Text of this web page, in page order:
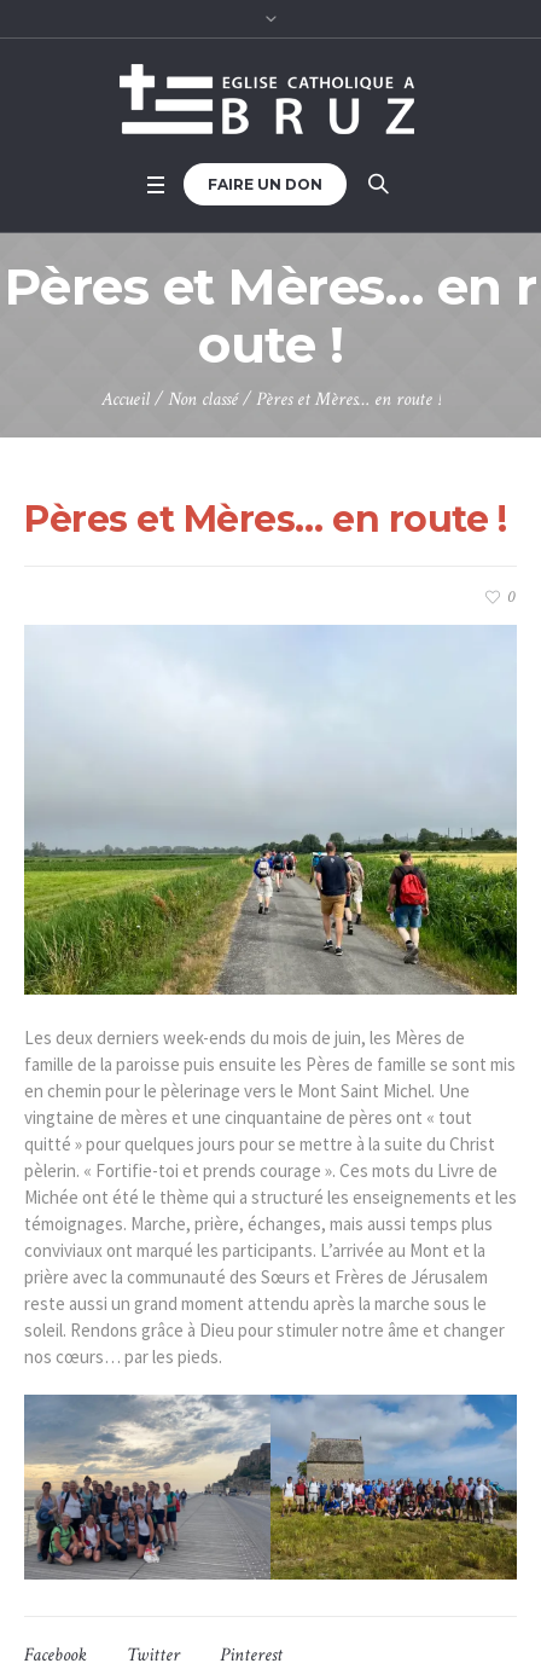
FAIRE UN DON
Pères et Mères… en r
oute !
Accueil /Non classé /Pères et Mères… en route !
Pères et Mères… en route !
0
Les deux derniers week-ends du mois de juin, les Mères de
famille de la paroisse puis ensuite les Pères de famille se sont mis
en chemin pour le pèlerinage vers le Mont Saint Michel. Une
vingtaine de mères et une cinquantaine de pères ont « tout
quitté » pour quelques jours pour se mettre à la suite du Christ
pèlerin. « Fortifie-toi et prends courage ». Ces mots du Livre de
Michée ont été le thème qui a structuré les enseignements et les
témoignages. Marche, prière, échanges, mais aussi temps plus
conviviaux ont marqué les participants. L’arrivée au Mont et la
prière avec la communauté des Sœurs et Frères de Jérusalem
reste aussi un grand moment attendu après la marche sous le
soleil. Rendons grâce à Dieu pour stimuler notre âme et changer
nos cœurs… par les pieds.
Facebook Twitter Pinterest